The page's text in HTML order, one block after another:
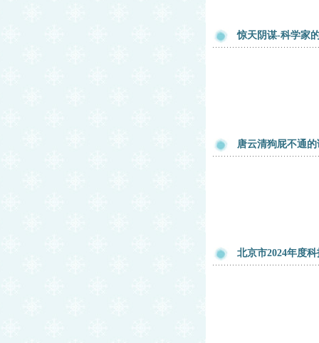
惊天阴谋-科学家
唐云清狗屁不通
北京市2024年度